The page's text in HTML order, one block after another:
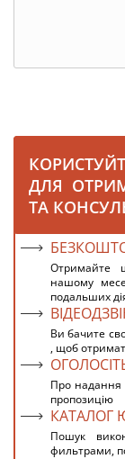
ДЛЯ
ТА
Отримайте
нашому
подальших
Ви бачите
, щоб
Про надання
пропозицію
КАТАЛОГ
Пошук
фильтрами,